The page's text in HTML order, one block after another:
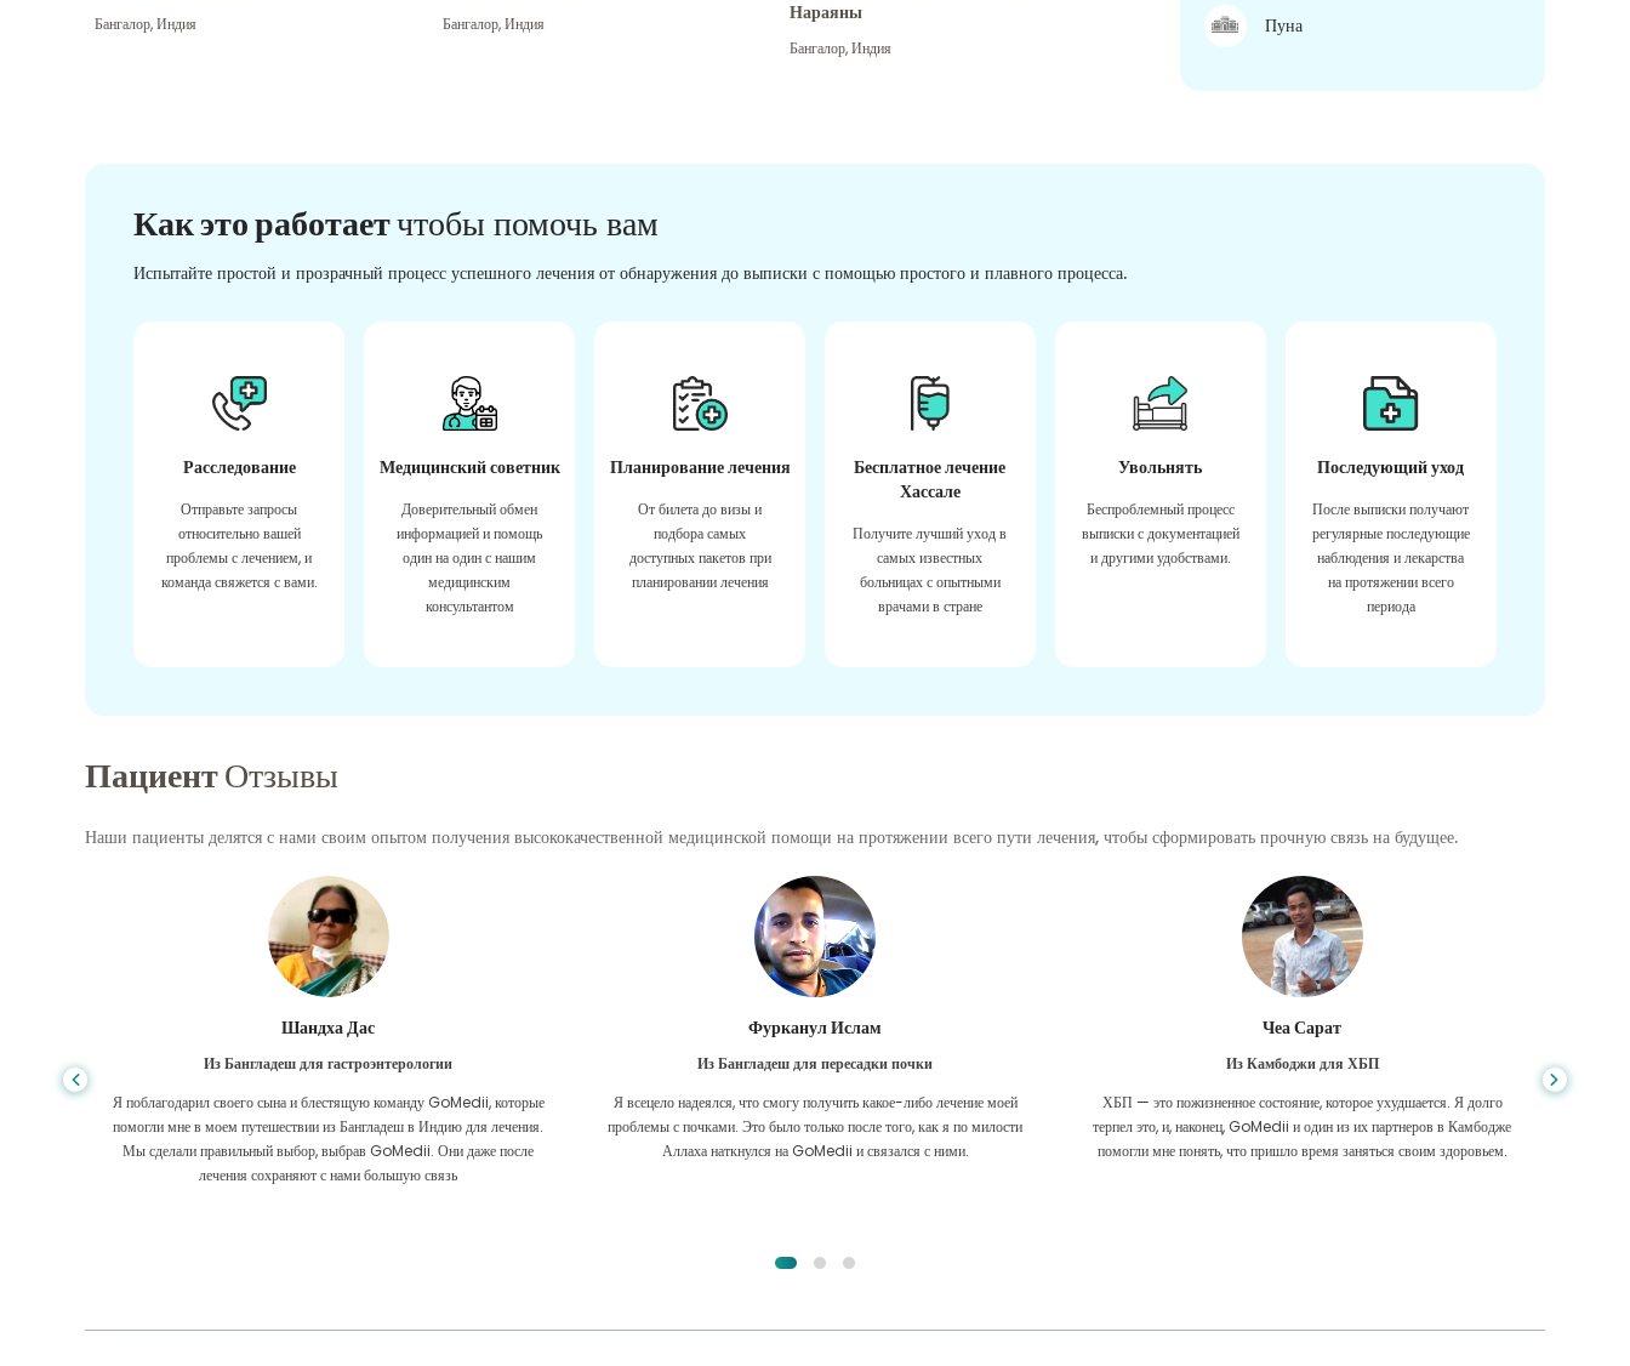
Бангалор,Индия Бангалор,Индия
Нараяны
Бангалор,Индия
Пуна
Как это работаетчтобы помочь вам
Испытайте простой и прозрачный процесс успешного лечения от обнаружения до выписки с помощью простого и плавного процесса.
Расследование
Отправьте запросы
относительно вашей
проблемы с лечением, и
команда свяжется с вами.
Медицинский советник
Доверительный обмен
информацией и помощь
один на один с нашим
медицинским
консультантом
Планирование лечения
От билета до визы и
подбора самых
доступных пакетов при
планировании лечения
Бесплатное лечение
Хассале
Получите лучший уход в
самых известных
больницах с опытными
врачами в стране
Увольнять
Беспроблемный процесс
выписки с документацией
и другими удобствами.
Последующий уход
После выписки получают
регулярные последующие
наблюдения и лекарства
на протяжении всего
периода
ПациентОтзывы
Наши пациенты делятся с нами своим опытом получения высококачественной медицинской помощи на протяжении всего пути лечения, чтобы сформировать прочную связь на будущее.
Шандха Дас
Из Бангладеш для гастроэнтерологии
Я поблагодарил своего сына и блестящую команду GoMedii, которые
помогли мне в моем путешествии из Бангладеш в Индию для лечения.
Мы сделали правильный выбор, выбрав GoMedii. Они даже после
лечения сохраняют с нами большую связь
Фурканул Ислам
Из Бангладеш для пересадки почки
Я всецело надеялся, что смогу получить какое-либо лечение моей
проблемы с почками. Это было только после того, как я по милости
Аллаха наткнулся на GoMedii и связался с ними.
Чеа Сарат
Из Камбоджи для ХБП
ХБП — это пожизненное состояние, которое ухудшается. Я долго
терпел это, и, наконец, GoMedii и один из их партнеров в Камбодже
помогли мне понять, что пришло время заняться своим здоровьем.